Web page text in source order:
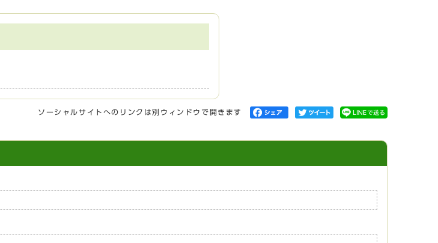
ソーシャルサイトへのリンクは別ウィンドウで開きます